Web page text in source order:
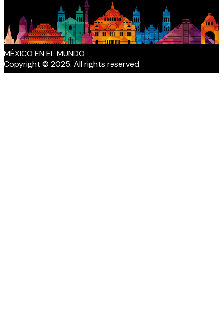
MÉXICO EN EL MUNDO
Copyright © 2025. All rights reserved.